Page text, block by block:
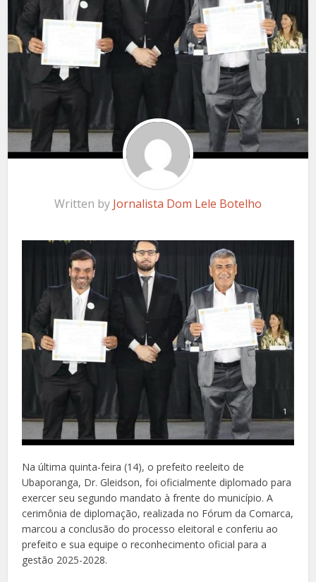
Written by Jornalista Dom Lele Botelho
Na última quinta-feira (14), o prefeito reeleito de
Ubaporanga, Dr. Gleidson, foi oficialmente diplomado para
exercer seu segundo mandato à frente do município. A
cerimônia de diplomação, realizada no Fórum da Comarca,
marcou a conclusão do processo eleitoral e conferiu ao
prefeito e sua equipe o reconhecimento oficial para a
gestão 2025-2028.